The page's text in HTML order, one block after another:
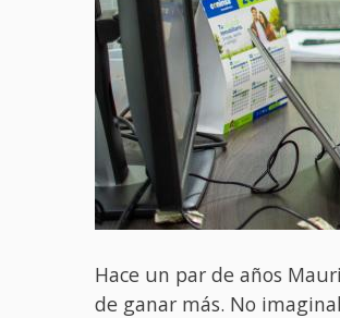
Hace un par de años
de ganar más. No